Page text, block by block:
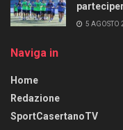
5 AGOSTO
Naviga in
Home
Redazione
SportCasertanoTV